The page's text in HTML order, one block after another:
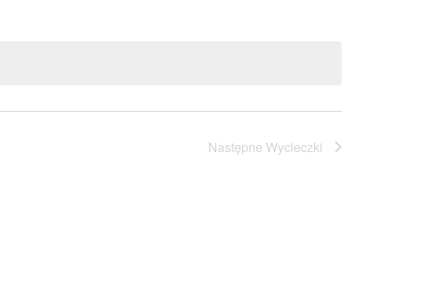
Następne Wycieczki